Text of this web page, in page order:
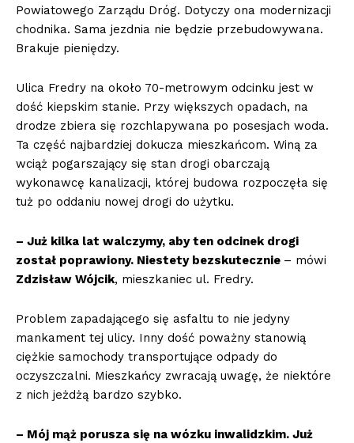
Powiatowego Zarządu Dróg. Dotyczy ona modernizacji
chodnika. Sama jezdnia nie będzie przebudowywana.
Brakuje pieniędzy.
Ulica Fredry na około 70-metrowym odcinku jest w
dość kiepskim stanie. Przy większych opadach, na
drodze zbiera się rozchlapywana po posesjach woda.
Ta część najbardziej dokucza mieszkańcom. Winą za
wciąż pogarszający się stan drogi obarczają
wykonawcę kanalizacji, której budowa rozpoczęła się
tuż po oddaniu nowej drogi do użytku.
– Już kilka lat walczymy, aby ten odcinek drogi
został poprawiony. Niestety bezskutecznie – mówi
Zdzisław Wójcik, mieszkaniec ul. Fredry.
Problem zapadającego się asfaltu to nie jedyny
mankament tej ulicy. Inny dość poważny stanowią
ciężkie samochody transportujące odpady do
oczyszczalni. Mieszkańcy zwracają uwagę, że niektóre
z nich jeżdżą bardzo szybko.
– Mój mąż porusza się na wózku inwalidzkim. Już